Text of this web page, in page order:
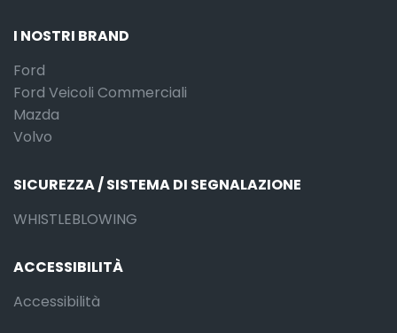
I NOSTRI BRAND
Ford
Ford Veicoli Commerciali
Mazda
Volvo
SICUREZZA / SISTEMA DI SEGNALAZIONE
WHISTLEBLOWING
ACCESSIBILITÀ
Accessibilità